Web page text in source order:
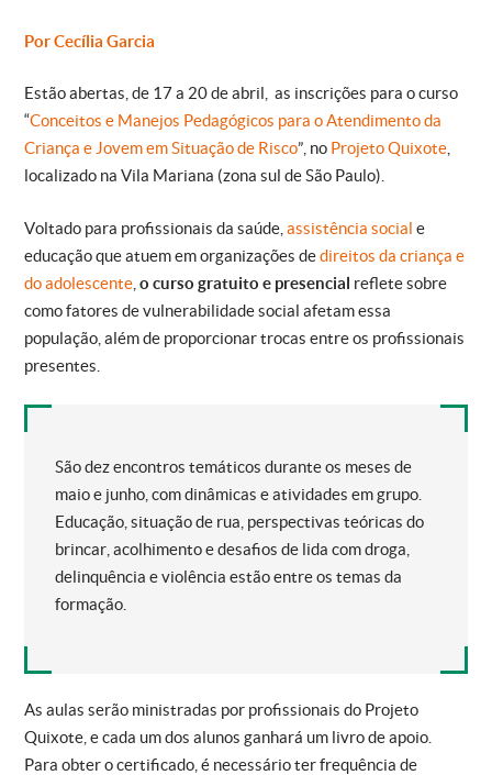
Por Cecília Garcia
Estão abertas, de 17 a 20 de abril, as inscrições para o curso
“Conceitos e Manejos Pedagógicos para o Atendimento da
Criança e Jovem em Situação de Risco”, no Projeto Quixote,
localizado na Vila Mariana (zona sul de São Paulo).
Voltado para profissionais da saúde, assistência social e
educação que atuem em organizações dedireitos da criança e
do adolescente o curso gratuito e presencial reflete sobre
como fatores de vulnerabilidade social afetam essa
população, além de proporcionar trocas entre os profissionais
presentes.
São dez encontros temáticos durante os meses de
maio e junho, com dinâmicas e atividades em grupo.
Educação, situação de rua, perspectivas teóricas do
brincar, acolhimento e desafios de lida com droga,
delinquência e violência estão entre os temas da
formação.
As aulas serão ministradas por profissionais do Projeto
Quixote, e cada um dos alunos ganhará um livro de apoio.
Para obter o certificado, é necessário ter frequência de